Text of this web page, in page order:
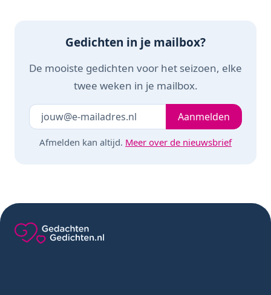
Gedichten in je mailbox?
De mooiste gedichten voor het seizoen, elke
twee weken in je mailbox.
Laat dit veld leeg Je e-mailadresAanmelden
Afmelden kan altijd. Meer over de nieuwsbrief